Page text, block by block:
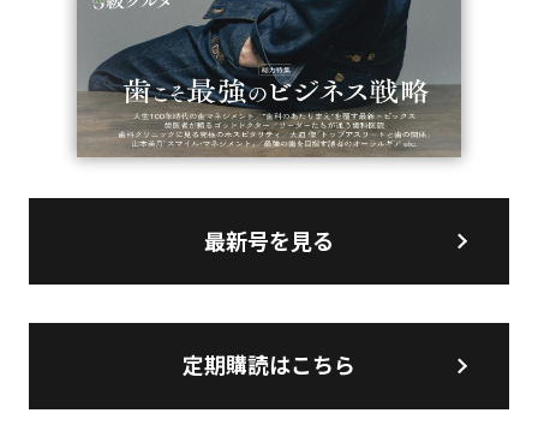
最新号を見る
定期購読はこちら